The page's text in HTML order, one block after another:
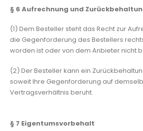
§ 6 Aufrechnung und
(1) Dem Besteller steht das Recht zur
die Gegenforderung des Bestellers
worden ist oder von dem Anbieter nicht
(2) Der Besteller kann ein
soweit Ihre Gegenforderung auf
Vertragsverhältnis beruht.
§ 7 Eigentumsvorbehalt